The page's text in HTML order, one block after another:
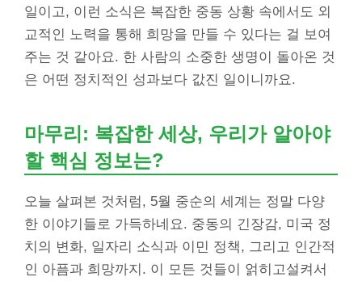
일이고, 이런 소식은 복잡한 중동 상황 속에서도 외
교적인 노력을 통해 희망을 만들 수 있다는 걸 보여
주는 것 같아요. 한 사람의 소중한 생명이 돌아온 것
은 어떤 정치적인 성과보다 값진 일이니까요.
마무리: 복잡한 세상, 우리가 알아야
할 핵심 정보는?
오늘 살펴본 것처럼, 5월 중순의 세계는 정말 다양
한 이야기들로 가득하네요. 중동의 긴장감, 미국 정
치의 변화, 일자리 소식과 이민 정책, 그리고 인간적
인 아픔과 희망까지. 이 모든 것들이 얽히고설켜서